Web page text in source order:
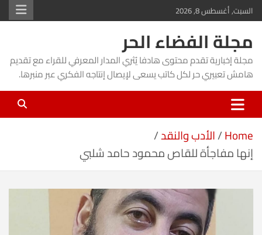
Skip
to
content
السبت, أغسطس 8, 2026
مجلة الفضاء الحر
مجلة إخبارية تقدم محتوى هادفا يُثري المدار المعرفي للقراء مع تقديم
هامش تعبيري حر لكل كاتب يسعى لإيصال إنتاجه الفكري عبر منبرها.
Home الأدب والنقد
إنها مفاجأة للقاص محمود حامد شلبي